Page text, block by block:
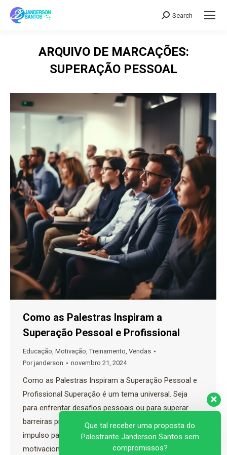
Search:
Search
ARQUIVO DE MARCAÇÕES:
SUPERAÇÃO PESSOAL
Como as Palestras Inspiram a
Superação Pessoal e Profissional
Educação, Motivação,Treinamento, Vendas
Porjanderson novembro 21, 2024
Como as Palestras Inspiram a Superação Pessoal e
Profissional Superação é um tema universal. Seja
para enfrentar desafios pessoais ou para superar
barreiras profissionais, todos precisamos de um
impulso para seguir em frente. É aqui que palestras
motivacionais entram em cena, oferecendo uma
Que tal receber uma proposta do
Palestrante Janderson Santos sem
compromissos?